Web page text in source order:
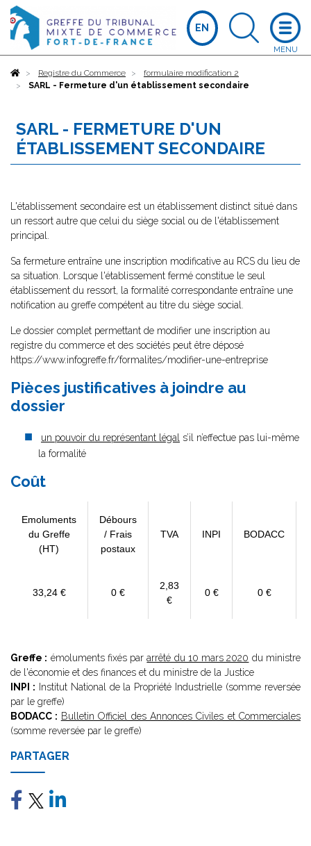
EN
AccueilRegistre du Commerce
formulaire modification 2
SARL - Fermeture d'un établissement secondaire
SARL - FERMETURE D'UN
ÉTABLISSEMENT SECONDAIRE
L'établissement secondaire est un établissement distinct situé dans
un ressort autre que celui du siège social ou de l'établissement
principal.
Sa fermeture entraîne une inscription modificative au RCS du lieu de
sa situation. Lorsque l'établissement fermé constitue le seul
établissement du ressort, la formalité correspondante entraîne une
notification au greffe compétent au titre du siège social.
Le dossier complet permettant de modifier une inscription au
registre du commerce et des sociétés peut être déposé
https://www.infogreffe.fr/formalites/modifier-une-entreprise
Pièces justificatives à joindre au
dossier
un pouvoir du représentant légal s’il n’effectue pas lui-même
la formalité
Coût
Emoluments
du Greffe
(HT)
Débours
/ Frais
postaux
TVA INPI BODACC
33,24 € 0 €
2,83
€
0 € 0 €
Greffe : émoluments fixés pararrêté du 10 mars 2020 du ministre
de l'économie et des finances et du ministre de la Justice
INPI : Institut National de la Propriété Industrielle (somme reversée
par le greffe)
BODACC : Bulletin Officiel des Annonces Civiles et Commerciales
(somme reversée par le greffe)
PARTAGER